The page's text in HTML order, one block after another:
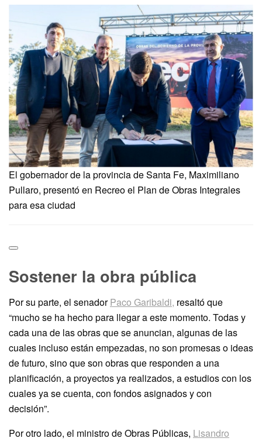
El gobernador de la provincia de Santa Fe, Maximiliano
Pullaro, presentó en Recreo el Plan de Obras Integrales
para esa ciudad
Sostener la obra pública
Por su parte, el senadorPaco Garibaldi, resaltó que
“mucho se ha hecho para llegar a este momento. Todas y
cada una de las obras que se anuncian, algunas de las
cuales incluso están empezadas, no son promesas o ideas
de futuro, sino que son obras que responden a una
planificación, a proyectos ya realizados, a estudios con los
cuales ya se cuenta, con fondos asignados y con
decisión”.
Por otro lado, el ministro de Obras Públicas, Lisandro